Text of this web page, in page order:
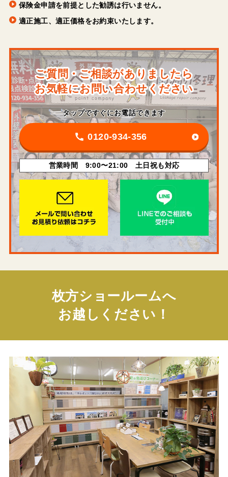
保険金申請を前提とした勧誘は行いません。
適正施工、適正価格をお約束いたします。
ご質問・ご相談がありましたら
お気軽にお問い合わせください
タップですぐにお電話できます
0120-934-356
営業時間 9:00〜21:00 土日祝も対応
枚方ショールームへ
お越しください！